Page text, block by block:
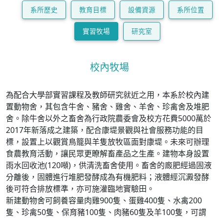
系所歷史 教育目標 設備資源 系所位置
實習牧場 研究室
校內牧場
為配合大學部實習課程及教師研究就近之用，本系於校內建
置動物舍，其包含牛舍、豬舍、雞舍、羊舍、珍禽舍及堆肥
舍。除牛舍以外之畜舍為行政院農委會及校方花費5000萬於
2017年新落成之建築，配合康堤景觀與社會服務功能的目
標，設置上以觀賞鳥籠與羊隻放牧區面對康堤。未來可辦理
食農教育活動，讓民眾更瞭解畜產品之生產。建物本身設置
雨水回收池(120噸)，供清洗畜舍使用。畜舍的廄肥經過固液
分離後，固體進行堆肥發酵成為有機肥料；液體經沉澱發酵
後可符合排放標準，亦可施灌臨地實驗田。
新建動物舍可飼養容量肉雞900隻、蛋雞400隻、水禽200
隻、珍禽50隻、保育豬100隻、肉豬60隻及羊100隻，可謂